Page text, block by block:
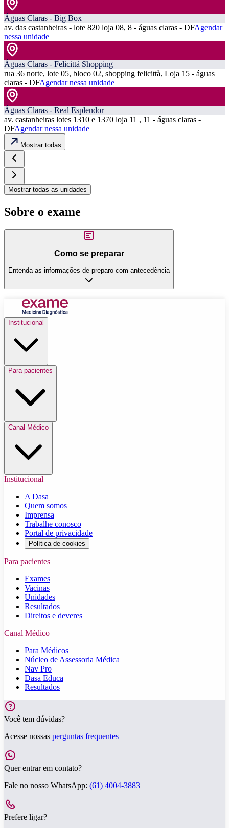
Águas Claras - Big Box
av. das castanheiras - lote 820 loja 08, 8 - águas claras - DFAgendar
nessa unidade
Águas Claras - Felicittá Shopping
rua 36 norte, lote 05, bloco 02, shopping felicittà, Loja 15 - águas
claras - DFAgendar nessa unidade
Águas Claras - Real Esplendor
av. castanheiras lotes 1310 e 1370 loja 11 , 11 - águas claras -
DFAgendar nessa unidade
Mostrar todas
Mostrar todas as unidades
Sobre o exame
Como se preparar
Entenda as informações de preparo com antecedência
Institucional
Para pacientes
Canal Médico
Institucional
A Dasa
Quem somos
Imprensa
Trabalhe conosco
Portal de privacidade
Política de cookies
Para pacientes
Exames
Vacinas
Unidades
Resultados
Direitos e deveres
Canal Médico
Para Médicos
Núcleo de Assessoria Médica
Nav Pro
Dasa Educa
Resultados
Você tem dúvidas?
Acesse nossas perguntas frequentes
Quer entrar em contato?
Fale no nosso WhatsApp: (61) 4004-3883
Prefere ligar?